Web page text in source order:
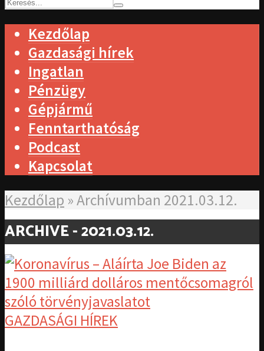
Kezdőlap
Gazdasági hírek
Ingatlan
Pénzügy
Gépjármű
Fenntarthatóság
Podcast
Kapcsolat
Kezdőlap »Archívumban 2021.03.12.
ARCHIVE - 2021.03.12.
GAZDASÁGI HÍREK